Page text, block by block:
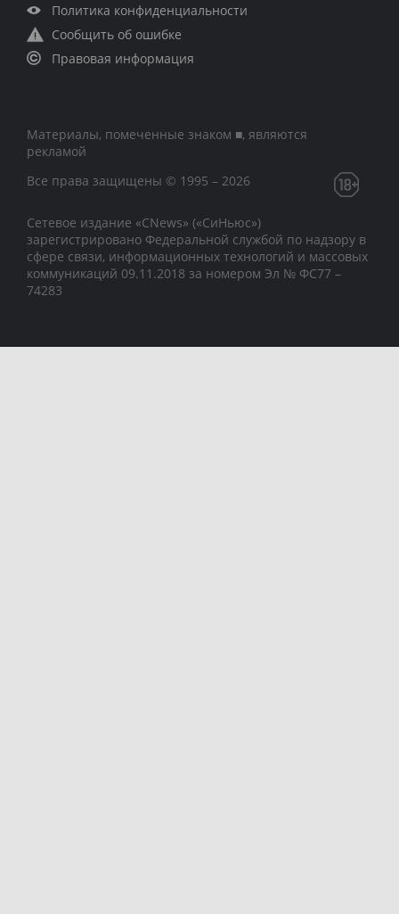
Политика конфиденциальности
Сообщить об ошибке
Правовая информация
Материалы, помеченные знаком ■, являются
рекламой
Все права защищены © 1995 – 2026
Сетевое издание «CNews» («СиНьюс»)
зарегистрировано Федеральной службой по надзору в
сфере связи, информационных технологий и массовых
коммуникаций 09.11.2018 за номером Эл № ФС77 –
74283